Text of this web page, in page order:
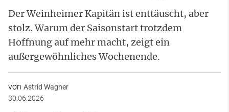
Der Weinheimer Kapitän ist enttäuscht, aber
stolz. Warum der Saisonstart trotzdem
Hoffnung auf mehr macht, zeigt ein
außergewöhnliches Wochenende.
von Astrid Wagner
30.06.2026